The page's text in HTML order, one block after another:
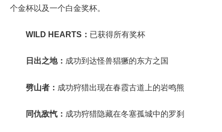
个金杯以及一个白金奖杯。
WILD HEARTS： 已获得所有奖杯
日出之地： 成功到达怪兽猖獗的东方之国
劈山者： 成功狩猎出现在春霞古道上的岩鸣熊
同仇敌忾： 成功狩猎隐藏在冬塞孤城中的罗刹